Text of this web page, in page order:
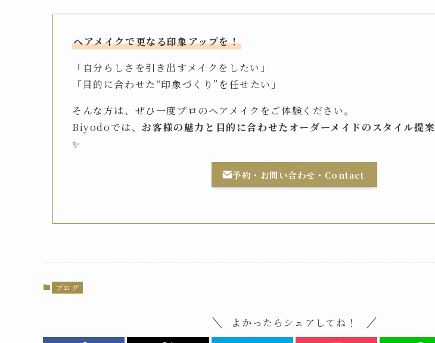
ヘアメイクで更なる印象アップを！
「自分らしさを引き出すメイクをしたい」
「目的に合わせた“印象づくり”を任せたい」
そんな方は、ぜひ一度プロのヘアメイクをご体験ください。
Biyodoでは、お客様の魅力と目的に合わせたオーダーメイドのスタイル提案
✨
予約・お問い合わせ・Contact
ブログ
よかったらシェアしてね！